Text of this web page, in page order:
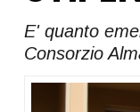
E' quanto
Consorzio